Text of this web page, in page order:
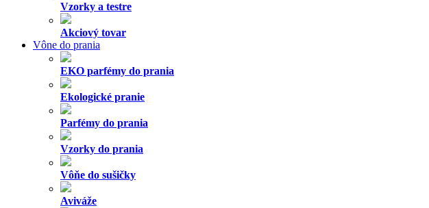
Vzorky a testre
Akciový tovar
Vône do prania
EKO parfémy do prania
Ekologické pranie
Parfémy do prania
Vzorky do prania
Vôňe do sušičky
Aviváže